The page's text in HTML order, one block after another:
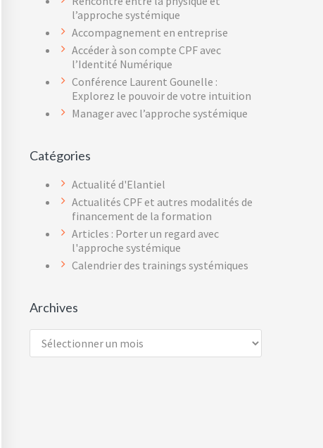
l’approche systémique
Accompagnement en entreprise
Accéder à son compte CPF avec
l’Identité Numérique
Conférence Laurent Gounelle :
Explorez le pouvoir de votre intuition
Manager avec l’approche systémique
Catégories
Actualité d'Elantiel
Actualités CPF et autres modalités de
financement de la formation
Articles : Porter un regard avec
l'approche systémique
Calendrier des trainings systémiques
Archives
Archives